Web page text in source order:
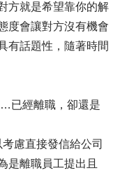
方就是希望靠你的解
度會讓對方沒有機會
有話題性，隨著時間
已經離職，卻還是
慮直接發信給公司
是離職員工提出且